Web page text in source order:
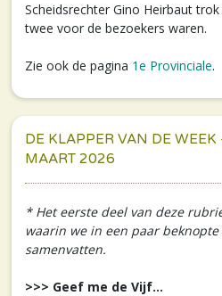
Scheidsrechter Gino Heirbaut
twee voor de bezoekers waren.
Zie ook de pagina 1e Provinciale.
DE KLAPPER VAN DE
MAART 2026
* Het eerste deel van deze
waarin we in een paar
samenvatten.
>>> Geef me de Vijf...